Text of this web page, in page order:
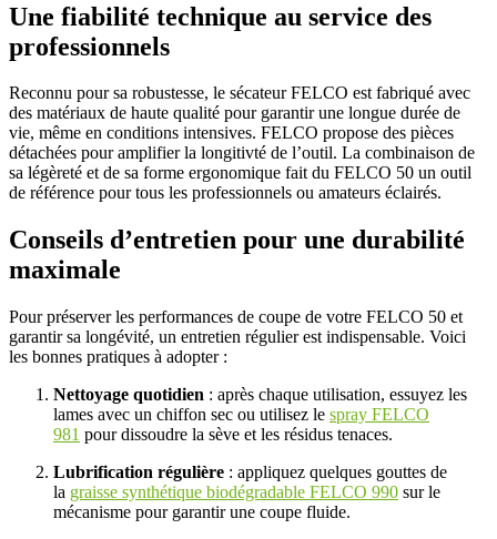
Une fiabilité technique au service des
professionnels
Reconnu pour sa robustesse, le sécateur FELCO est fabriqué avec
des matériaux de haute qualité pour garantir une longue durée de
vie, même en conditions intensives. FELCO propose des pièces
détachées pour amplifier la longitivté de l’outil. La combinaison de
sa légèreté et de sa forme ergonomique fait du FELCO 50 un outil
de référence pour tous les professionnels ou amateurs éclairés.
Conseils d’entretien pour une durabilité
maximale
Pour préserver les performances de coupe de votre FELCO 50 et
garantir sa longévité, un entretien régulier est indispensable. Voici
les bonnes pratiques à adopter :
Nettoyage quotidien : après chaque utilisation, essuyez les
lames avec un chiffon sec ou utilisez le spray FELCO
981 pour dissoudre la sève et les résidus tenaces.
Lubrification régulière : appliquez quelques gouttes de
la graisse synthétique biodégradable FELCO 990 sur le
mécanisme pour garantir une coupe fluide.